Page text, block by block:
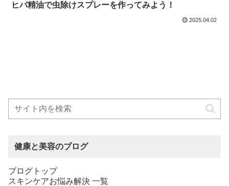
ヒバ精油で虫除けスプレーを作ってみよう！
2025.04.02
健康と美容のブログ
ブログトップ
スキンケアお悩み解決 一覧